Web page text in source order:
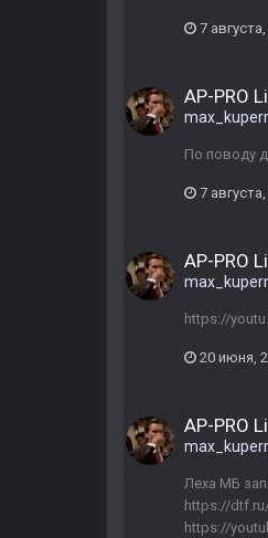
7
AP-PRO
По поводу
7
AP-PRO
https://
20 июня,
AP-PRO
Леха МБ
https://
https://